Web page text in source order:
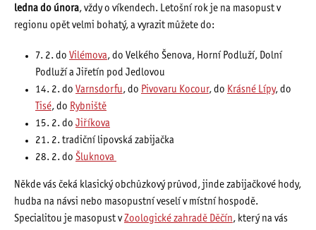
ledna do února, vždy o víkendech. Letošní rok je na masopust v
regionu opět velmi bohatý, a vyrazit můžete do:
7. 2. do Vilémova, do Velkého Šenova, Horní Podluží, Dolní
Podluží a Jiřetín pod Jedlovou
14. 2. do Varnsdorfu, do Pivovaru Kocour, do Krásné Lípy, do
Tisé, do Rybniště
15. 2. do Jiříkova
21. 2. tradiční lipovská zabijačka
28. 2. do Šluknova
Někde vás čeká klasický obchůzkový průvod, jinde zabijačkové hody,
hudba na návsi nebo masopustní veselí v místní hospodě.
Specialitou je masopust vZoologické zahradě Děčín, který na vás